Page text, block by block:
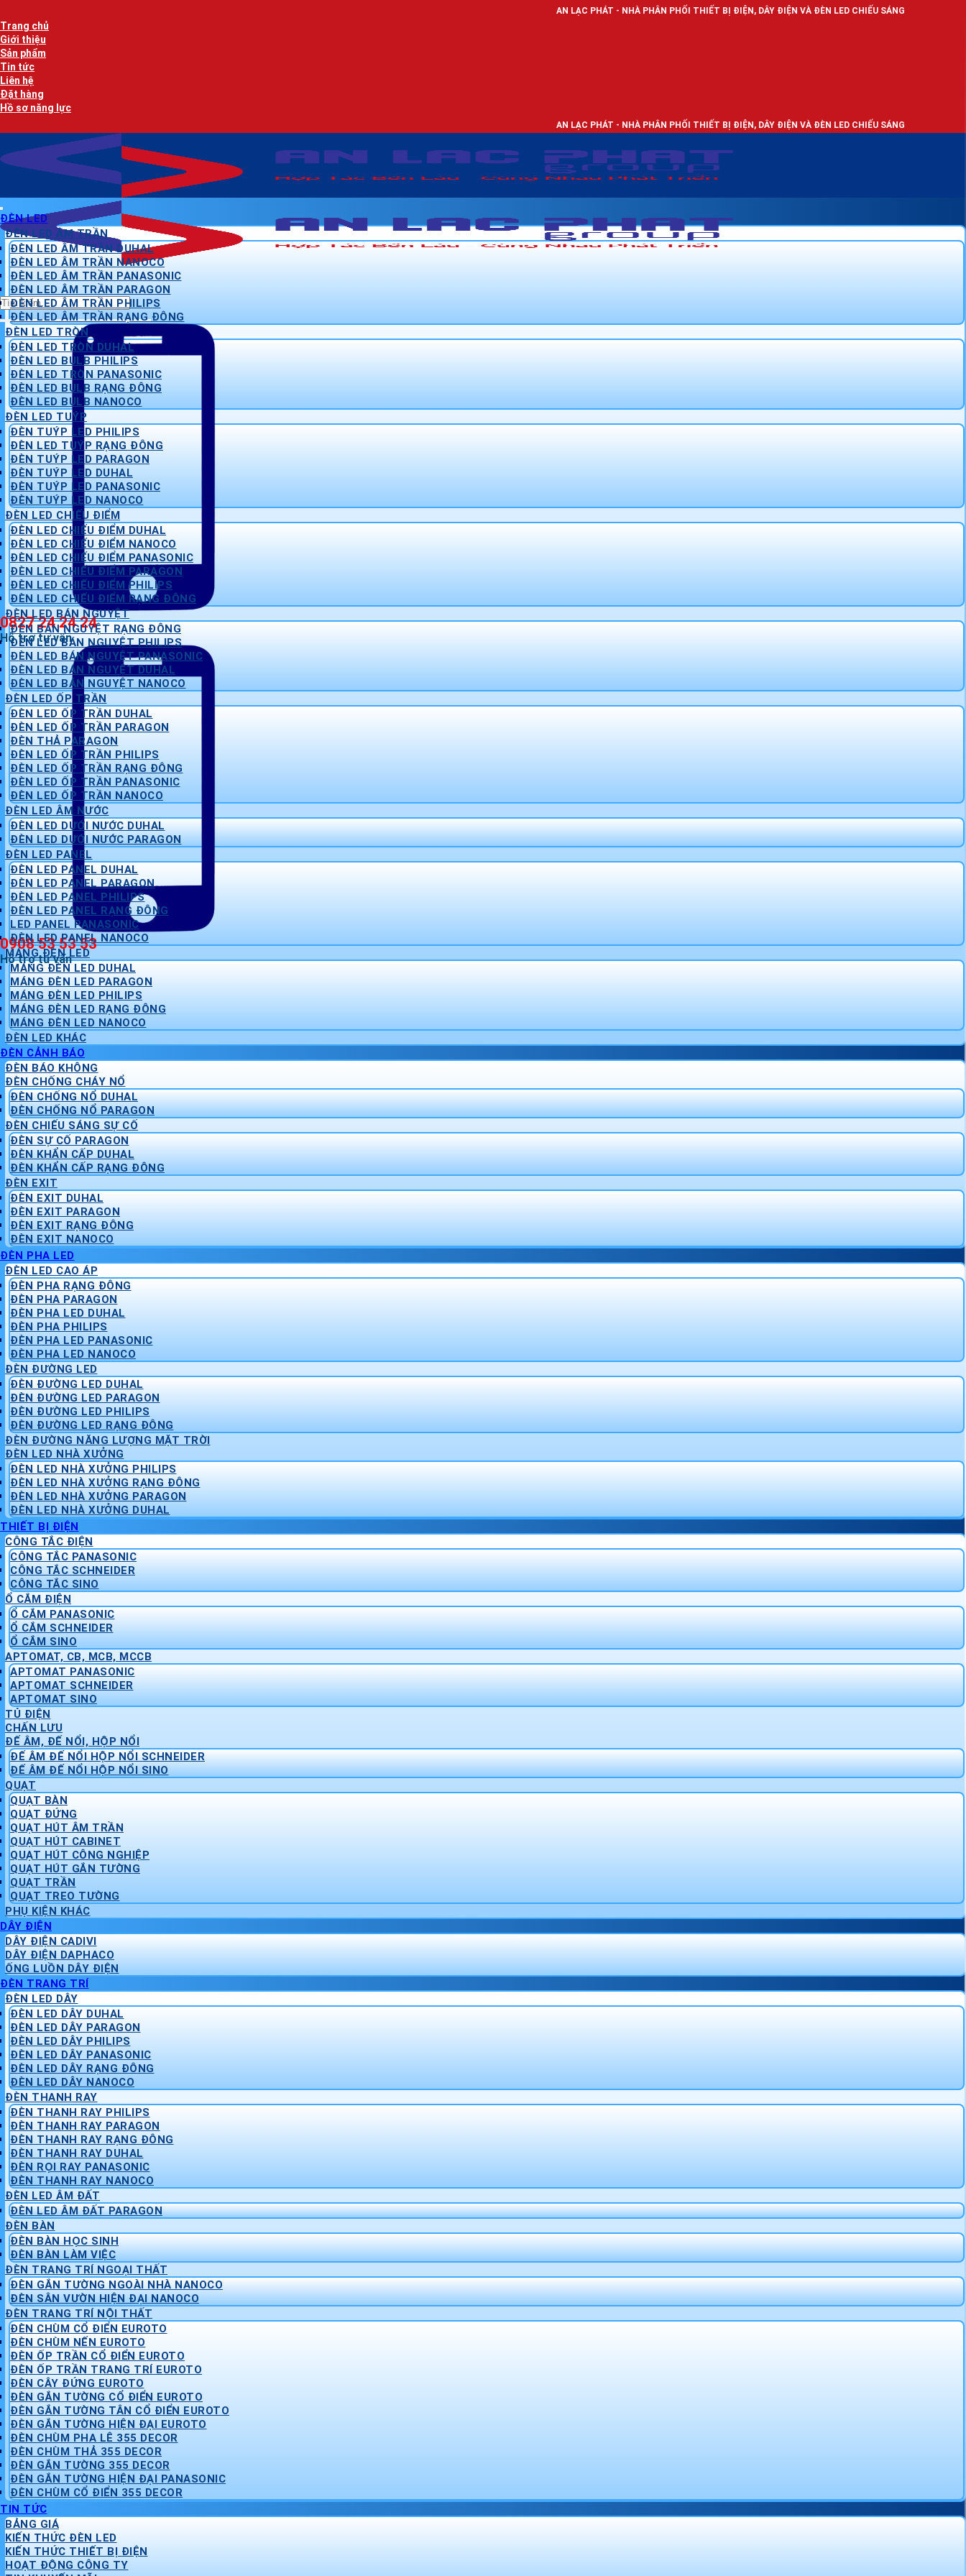
qua
nội
dung
AN LẠC PHÁT - NHÀ PHÂN PHỐI THIẾT BỊ ĐIỆN, DÂY ĐIỆN VÀ ĐÈN LED CHIẾU SÁNG
Trang chủ
Giới thiệu
Sản phẩm
Tin tức
Liên hệ
Đặt hàng
Hồ sơ năng lực
AN LẠC PHÁT - NHÀ PHÂN PHỐI THIẾT BỊ ĐIỆN, DÂY ĐIỆN VÀ ĐÈN LED CHIẾU SÁNG
Tìm
kiếm:
0827 24 24 24
Hỗ trợ tư vấn
0908 53 53 53
Hỗ trợ tư vấn
ĐÈN LED
ĐÈN LED ÂM TRẦN
ĐÈN LED ÂM TRẦN DUHAL
ĐÈN LED ÂM TRẦN NANOCO
ĐÈN LED ÂM TRẦN PANASONIC
ĐÈN LED ÂM TRẦN PARAGON
ĐÈN LED ÂM TRẦN PHILIPS
ĐÈN LED ÂM TRẦN RẠNG ĐÔNG
ĐÈN LED TRÒN
ĐÈN LED TRÒN DUHAL
ĐÈN LED BULB PHILIPS
ĐÈN LED TRÒN PANASONIC
ĐÈN LED BULB RẠNG ĐÔNG
ĐÈN LED BULB NANOCO
ĐÈN LED TUÝP
ĐÈN TUÝP LED PHILIPS
ĐÈN LED TUÝP RẠNG ĐÔNG
ĐÈN TUÝP LED PARAGON
ĐÈN TUÝP LED DUHAL
ĐÈN TUÝP LED PANASONIC
ĐÈN TUÝP LED NANOCO
ĐÈN LED CHIẾU ĐIỂM
ĐÈN LED CHIẾU ĐIỂM DUHAL
ĐÈN LED CHIẾU ĐIỂM NANOCO
ĐÈN LED CHIẾU ĐIỂM PANASONIC
ĐÈN LED CHIẾU ĐIỂM PARAGON
ĐÈN LED CHIẾU ĐIỂM PHILIPS
ĐÈN LED CHIẾU ĐIỂM RẠNG ĐÔNG
ĐÈN LED BÁN NGUYỆT
ĐÈN BÁN NGUYỆT RẠNG ĐÔNG
ĐÈN LED BÁN NGUYỆT PHILIPS
ĐÈN LED BÁN NGUYỆT PANASONIC
ĐÈN LED BÁN NGUYỆT DUHAL
ĐÈN LED BÁN NGUYỆT NANOCO
ĐÈN LED ỐP TRẦN
ĐÈN LED ỐP TRẦN DUHAL
ĐÈN LED ỐP TRẦN PARAGON
ĐÈN THẢ PARAGON
ĐÈN LED ỐP TRẦN PHILIPS
ĐÈN LED ỐP TRẦN RẠNG ĐÔNG
ĐÈN LED ỐP TRẦN PANASONIC
ĐÈN LED ỐP TRẦN NANOCO
ĐÈN LED ÂM NƯỚC
ĐÈN LED DƯỚI NƯỚC DUHAL
ĐÈN LED DƯỚI NƯỚC PARAGON
ĐÈN LED PANEL
ĐÈN LED PANEL DUHAL
ĐÈN LED PANEL PARAGON
ĐÈN LED PANEL PHILIPS
ĐÈN LED PANEL RẠNG ĐÔNG
LED PANEL PANASONIC
ĐÈN LED PANEL NANOCO
MÁNG ĐÈN LED
MÁNG ĐÈN LED DUHAL
MÁNG ĐÈN LED PARAGON
MÁNG ĐÈN LED PHILIPS
MÁNG ĐÈN LED RẠNG ĐÔNG
MÁNG ĐÈN LED NANOCO
ĐÈN LED KHÁC
ĐÈN CẢNH BÁO
ĐÈN BÁO KHÔNG
ĐÈN CHỐNG CHÁY NỔ
ĐÈN CHỐNG NỔ DUHAL
ĐÈN CHỐNG NỔ PARAGON
ĐÈN CHIẾU SÁNG SỰ CỐ
ĐÈN SỰ CỐ PARAGON
ĐÈN KHẨN CẤP DUHAL
ĐÈN KHẨN CẤP RẠNG ĐÔNG
ĐÈN EXIT
ĐÈN EXIT DUHAL
ĐÈN EXIT PARAGON
ĐÈN EXIT RẠNG ĐÔNG
ĐÈN EXIT NANOCO
ĐÈN PHA LED
ĐÈN LED CAO ÁP
ĐÈN PHA RẠNG ĐÔNG
ĐÈN PHA PARAGON
ĐÈN PHA LED DUHAL
ĐÈN PHA PHILIPS
ĐÈN PHA LED PANASONIC
ĐÈN PHA LED NANOCO
ĐÈN ĐƯỜNG LED
ĐÈN ĐƯỜNG LED DUHAL
ĐÈN ĐƯỜNG LED PARAGON
ĐÈN ĐƯỜNG LED PHILIPS
ĐÈN ĐƯỜNG LED RẠNG ĐÔNG
ĐÈN ĐƯỜNG NĂNG LƯỢNG MẶT TRỜI
ĐÈN LED NHÀ XƯỞNG
ĐÈN LED NHÀ XƯỞNG PHILIPS
ĐÈN LED NHÀ XƯỞNG RẠNG ĐÔNG
ĐÈN LED NHÀ XƯỞNG PARAGON
ĐÈN LED NHÀ XƯỞNG DUHAL
THIẾT BỊ ĐIỆN
CÔNG TẮC ĐIỆN
CÔNG TẮC PANASONIC
CÔNG TẮC SCHNEIDER
CÔNG TẮC SINO
Ổ CẮM ĐIỆN
Ổ CẮM PANASONIC
Ổ CẮM SCHNEIDER
Ổ CẮM SINO
APTOMAT, CB, MCB, MCCB
APTOMAT PANASONIC
APTOMAT SCHNEIDER
APTOMAT SINO
TỦ ĐIỆN
CHẤN LƯU
ĐẾ ÂM, ĐẾ NỔI, HỘP NỔI
ĐẾ ÂM ĐẾ NỔI HỘP NỔI SCHNEIDER
ĐẾ ÂM ĐẾ NỔI HỘP NỔI SINO
QUẠT
QUẠT BÀN
QUẠT ĐỨNG
QUẠT HÚT ÂM TRẦN
QUẠT HÚT CABINET
QUẠT HÚT CÔNG NGHIỆP
QUẠT HÚT GẮN TƯỜNG
QUẠT TRẦN
QUẠT TREO TƯỜNG
PHỤ KIỆN KHÁC
DÂY ĐIỆN
DÂY ĐIỆN CADIVI
DÂY ĐIỆN DAPHACO
ỐNG LUỒN DÂY ĐIỆN
ĐÈN TRANG TRÍ
ĐÈN LED DÂY
ĐÈN LED DÂY DUHAL
ĐÈN LED DÂY PARAGON
ĐÈN LED DÂY PHILIPS
ĐÈN LED DÂY PANASONIC
ĐÈN LED DÂY RẠNG ĐÔNG
ĐÈN LED DÂY NANOCO
ĐÈN THANH RAY
ĐÈN THANH RAY PHILIPS
ĐÈN THANH RAY PARAGON
ĐÈN THANH RAY RẠNG ĐÔNG
ĐÈN THANH RAY DUHAL
ĐÈN RỌI RAY PANASONIC
ĐÈN THANH RAY NANOCO
ĐÈN LED ÂM ĐẤT
ĐÈN LED ÂM ĐẤT PARAGON
ĐÈN BÀN
ĐÈN BÀN HỌC SINH
ĐÈN BÀN LÀM VIỆC
ĐÈN TRANG TRÍ NGOẠI THẤT
ĐÈN GẮN TƯỜNG NGOÀI NHÀ NANOCO
ĐÈN SÂN VƯỜN HIỆN ĐẠI NANOCO
ĐÈN TRANG TRÍ NỘI THẤT
ĐÈN CHÙM CỔ ĐIỂN EUROTO
ĐÈN CHÙM NẾN EUROTO
ĐÈN ỐP TRẦN CỔ ĐIỂN EUROTO
ĐÈN ỐP TRẦN TRANG TRÍ EUROTO
ĐÈN CÂY ĐỨNG EUROTO
ĐÈN GẮN TƯỜNG CỔ ĐIỂN EUROTO
ĐÈN GẮN TƯỜNG TÂN CỔ ĐIỂN EUROTO
ĐÈN GẮN TƯỜNG HIỆN ĐẠI EUROTO
ĐÈN CHÙM PHA LÊ 355 DECOR
ĐÈN CHÙM THẢ 355 DECOR
ĐÈN GẮN TƯỜNG 355 DECOR
ĐÈN GẮN TƯỜNG HIỆN ĐẠI PANASONIC
ĐÈN CHÙM CỔ ĐIỂN 355 DECOR
TIN TỨC
BẢNG GIÁ
KIẾN THỨC ĐÈN LED
KIẾN THỨC THIẾT BỊ ĐIỆN
HOẠT ĐỘNG CÔNG TY